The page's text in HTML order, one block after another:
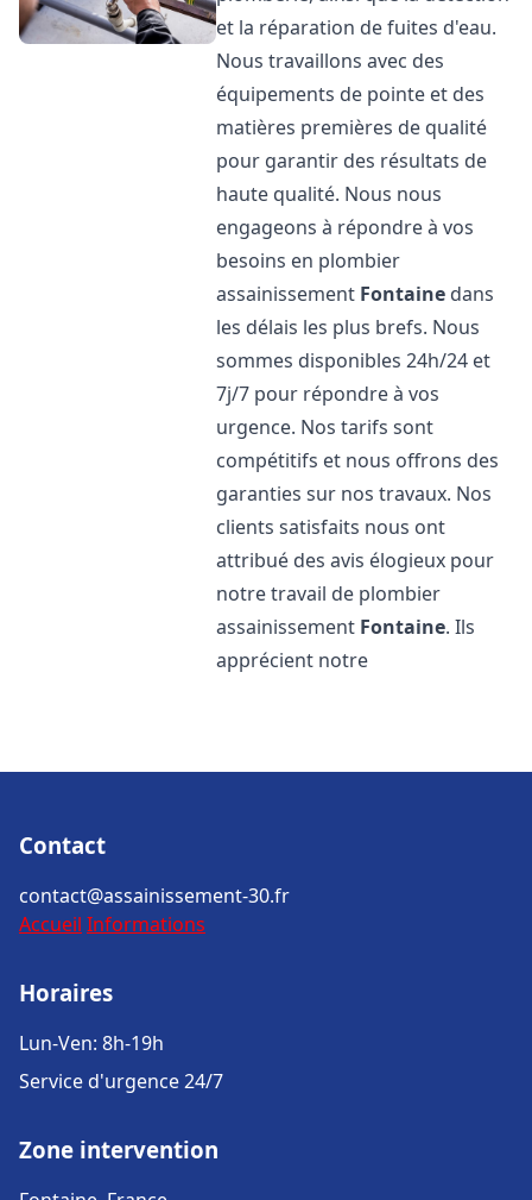
et la réparation de fuites d'eau.
Nous travaillons avec des
équipements de pointe et des
matières premières de qualité
pour garantir des résultats de
haute qualité. Nous nous
engageons à répondre à vos
besoins en plombier
assainissement Fontaine dans
les délais les plus brefs. Nous
sommes disponibles 24h/24 et
7j/7 pour répondre à vos
urgence. Nos tarifs sont
compétitifs et nous offrons des
garanties sur nos travaux. Nos
clients satisfaits nous ont
attribué des avis élogieux pour
notre travail de plombier
assainissement Fontaine. Ils
apprécient notre
Contact
contact@assainissement-30.fr
Accueil Informations
Horaires
Lun-Ven: 8h-19h
Service d'urgence 24/7
Zone intervention